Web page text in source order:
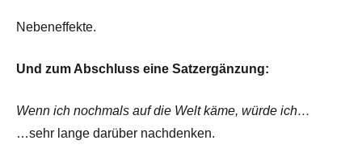
Nebeneffekte.
Und zum Abschluss eine Satzergänzung:
Wenn ich nochmals auf die Welt käme, würde ich…
…sehr lange darüber nachdenken.